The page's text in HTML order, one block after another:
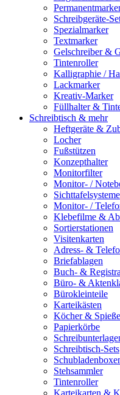
Schreibgeräte-
Spezialmarker
Textmarker
Gelschreiber &
Tintenroller
Kalligraphie /
Lackmarker
Kreativ-Marker
Füllhalter &
Schreibtisch & mehr
Heftgeräte &
Locher
Fußstützen
Konzepthalter
Monitorfilter
Monitor- /
Sichttafelsysteme
Monitor- /
Klebefilme &
Sortierstationen
Visitenkarten
Adress- &
Briefablagen
Buch- &
Büro- &
Bürokleinteile
Karteikästen
Köcher &
Papierkörbe
Schreibtisch-Sets
Stehsammler
Tintenroller
Karteikarten &